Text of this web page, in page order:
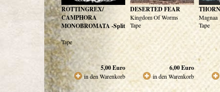
ROTTINGREX/
CAMPHORA
MONOBROMATA -Split
Tape
5,00Euro
in den Warenkorb
DESERTED FEAR
Kingdom Of Worms
Tape
6,00Euro
in den Warenkorb
Magnaa
Tape